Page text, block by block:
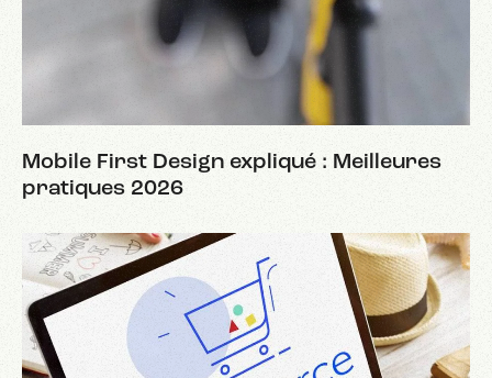
Mobile First Design expliqué : Meilleures
pratiques 2026